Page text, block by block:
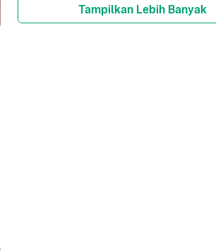
Tampilkan Lebih Banyak